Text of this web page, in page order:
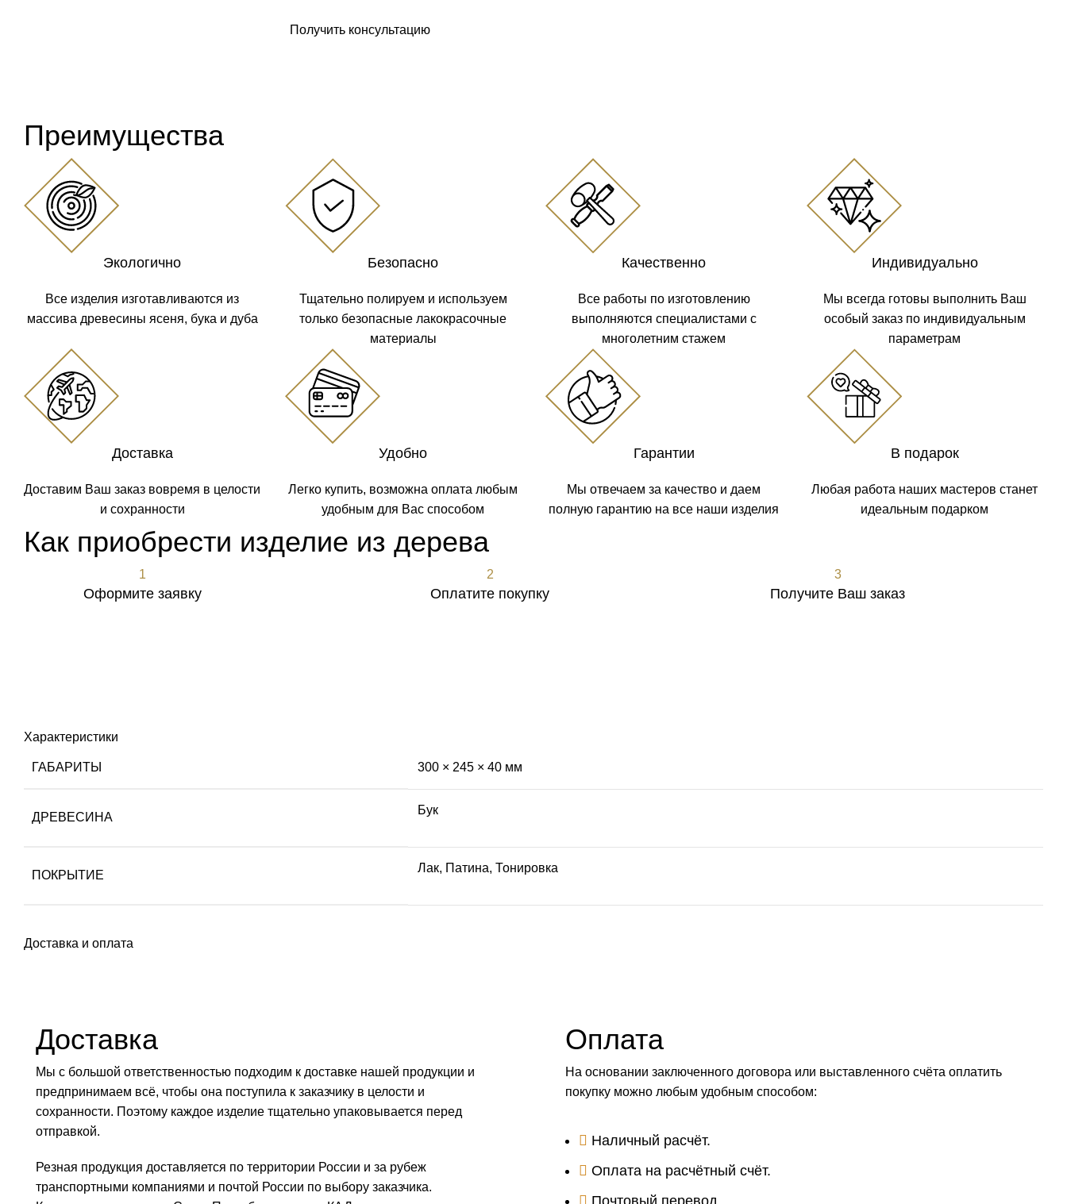
Получить консультацию
Преимущества
Экологично
Все изделия изготавливаются из
массива древесины ясеня, бука и дуба
Безопасно
Тщательно полируем и используем
только безопасные лакокрасочные
материалы
Качественно
Все работы по изготовлению
выполняются специалистами с
многолетним стажем
Индивидуально
Мы всегда готовы выполнить Ваш
особый заказ по индивидуальным
параметрам
Доставка
Доставим Ваш заказ вовремя в целости
и сохранности
Удобно
Легко купить, возможна оплата любым
удобным для Вас способом
Гарантии
Мы отвечаем за качество и даем
полную гарантию на все наши изделия
В подарок
Любая работа наших мастеров станет
идеальным подарком
Как приобрести изделие из дерева
1
Оформите заявку
2
Оплатите покупку
3
Получите Ваш заказ
Характеристики
ГАБАРИТЫ 300 × 245 × 40 мм
ДРЕВЕСИНА
Бук
ПОКРЫТИЕ
Лак, Патина, Тонировка
Доставка и оплата
Доставка
Мы с большой ответственностью подходим к доставке нашей продукции и
предпринимаем всё, чтобы она поступила к заказчику в целости и
сохранности. Поэтому каждое изделие тщательно упаковывается перед
отправкой.
Резная продукция доставляется по территории России и за рубеж
транспортными компаниями и почтой России по выбору заказчика.
Оплата
На основании заключенного договора или выставленного счёта оплатить
покупку можно любым удобным способом:
Наличный расчёт.
Оплата на расчётный счёт.
Почтовый перевод.